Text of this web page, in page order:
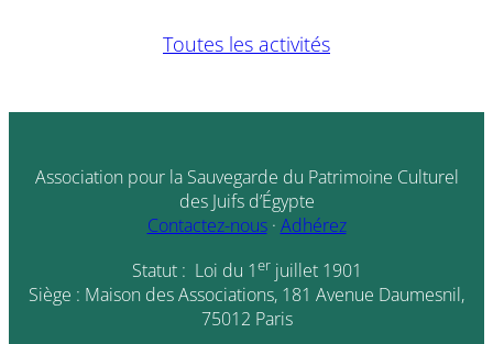
Toutes les activités
Association pour la Sauvegarde du Patrimoine Culturel
des Juifs d’Égypte
Contactez-nous· Adhérez
Statut : Loi du 1erjuillet 1901
Siège : Maison des Associations, 181 Avenue Daumesnil,
75012 Paris